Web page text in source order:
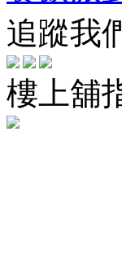
追蹤我
樓上舖